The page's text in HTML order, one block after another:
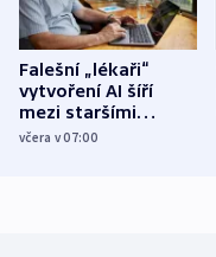
Falešní „lékaři“
vytvoření AI šíří
mezi staršími
Poláky nebezpečné
včera v 07:00